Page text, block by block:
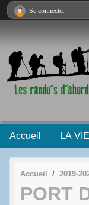
Accueil LA
Accueil 2019-
PORT
Se connecter
Panneau de gestion